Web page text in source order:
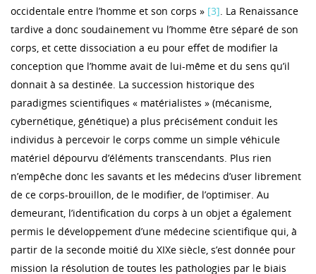
occidentale entre l’homme et son corps » [3]. La Renaissance
tardive a donc soudainement vu l’homme être séparé de son
corps, et cette dissociation a eu pour effet de modifier la
conception que l’homme avait de lui-même et du sens qu’il
donnait à sa destinée. La succession historique des
paradigmes scientifiques « matérialistes » (mécanisme,
cybernétique, génétique) a plus précisément conduit les
individus à percevoir le corps comme un simple véhicule
matériel dépourvu d’éléments transcendants. Plus rien
n’empêche donc les savants et les médecins d’user librement
de ce corps-brouillon, de le modifier, de l’optimiser. Au
demeurant, l’identification du corps à un objet a également
permis le développement d’une médecine scientifique qui, à
partir de la seconde moitié du XIXe siècle, s’est donnée pour
mission la résolution de toutes les pathologies par le biais